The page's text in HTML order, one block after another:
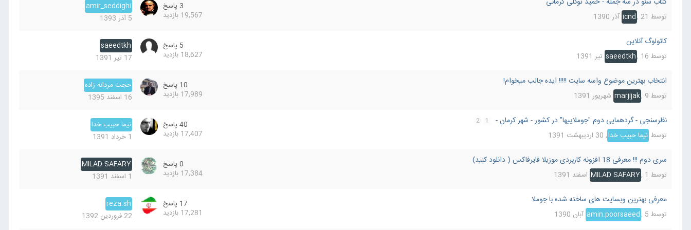
توسط icnd, 21 آذر 1390
3 پاسخ
19,567 بازدید
amir_seddighi
5 آذر 1393
کاتولوگ آنلاین
توسط saeedtkh, 16 تیر 1391
5 پاسخ
18,627 بازدید
saeedtkh
17 تیر 1391
انتخاب بهترین موضوع واسه سایت !!!!! ایده جالب میخوام!
توسط marjijak, 9 شهریور 1391
10 پاسخ
17,989 بازدید
حجت مردانه زاده
16 اسفند 1395
نظرسنجی - گردهمایی دوم "جوملاییها" در کشور - شهر کرمان - 1
2
توسط نیما حبیب خدا, 30 اردیبهشت 1391
40 پاسخ
17,407 بازدید
نیما حبیب خدا
1 خرداد 1391
سری دوم !!! معرفی 18 افزونه کاربردی موزیلا فایرفاکس ( دانلود کنید)
توسط MILAD SAFARY, 1 اسفند 1391
0 پاسخ
17,384 بازدید
MILAD SAFARY
1 اسفند 1391
معرفی بهترین وبسایت های ساخته شده با جوملا
توسط amin.poorsaeed, 5 آبان 1390
17 پاسخ
17,281 بازدید
reza.sh
22 فروردین 1392